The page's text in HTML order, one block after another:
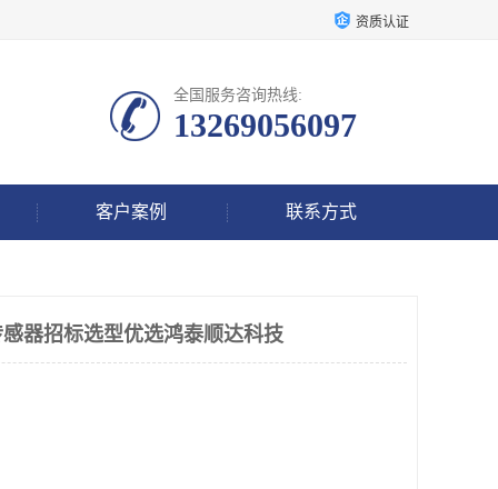
资质认证
全国服务咨询热线:
13269056097
客户案例 联系方式
器招标选型优选鸿泰顺达科技